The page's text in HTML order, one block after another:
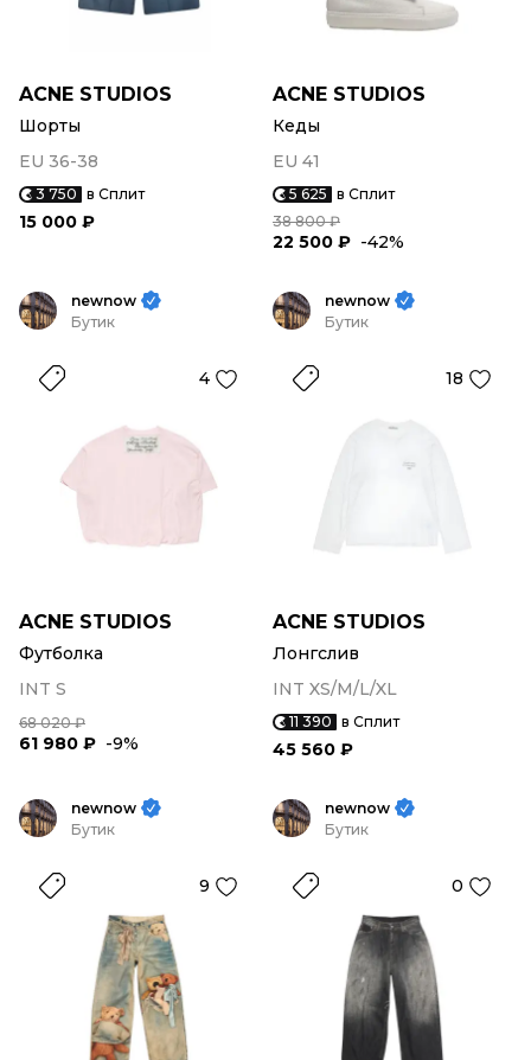
ACNE STUDIOS
Шорты
EU 36-38
3 750 в Сплит
15 000 ₽
ACNE STUDIOS
Кеды
EU 41
5 625 в Сплит
38 800 ₽
22 500 ₽ -42%
newnow
Бутик
4
ACNE STUDIOS
Футболка
INT S
68 020 ₽
61 980 ₽ -9%
newnow
Бутик
18
ACNE STUDIOS
Лонгслив
INT XS/M/L/XL
11 390 в Сплит
45 560 ₽
newnow
Бутик
9
newnow
Бутик
0